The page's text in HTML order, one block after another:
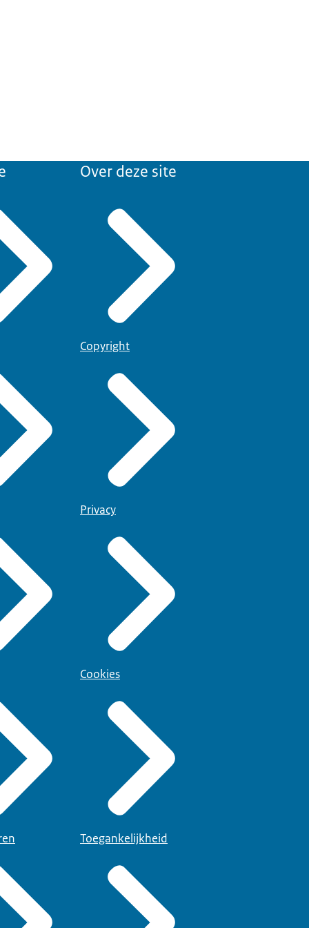
Over deze site
Copyright
Privacy
Cookies
Toegankelijkheid